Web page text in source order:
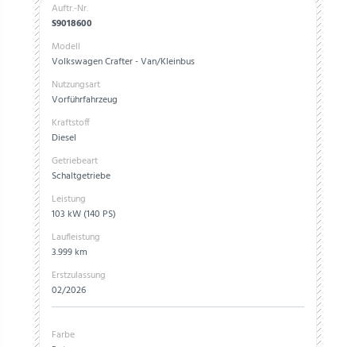
Auftr.-Nr.
S9018600
Modell
Volkswagen Crafter - Van/Kleinbus
Nutzungsart
Vorführfahrzeug
Kraftstoff
Diesel
Getriebeart
Schaltgetriebe
Leistung
103 kW (140 PS)
Laufleistung
3.999 km
Erstzulassung
02/2026
Farbe